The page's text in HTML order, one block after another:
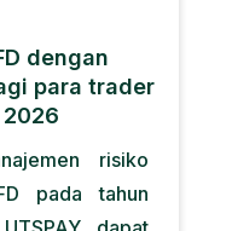
dengan
para trader
risiko
pada tahun